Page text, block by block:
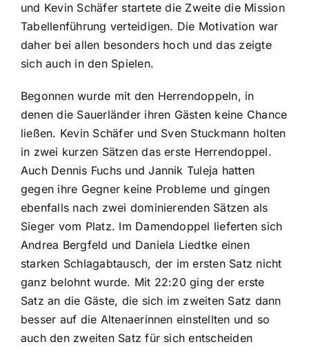
und Kevin Schäfer startete die Zweite die Mission
Tabellenführung verteidigen. Die Motivation war
daher bei allen besonders hoch und das zeigte
sich auch in den Spielen.
Begonnen wurde mit den Herrendoppeln, in
denen die Sauerländer ihren Gästen keine Chance
ließen. Kevin Schäfer und Sven Stuckmann holten
in zwei kurzen Sätzen das erste Herrendoppel.
Auch Dennis Fuchs und Jannik Tuleja hatten
gegen ihre Gegner keine Probleme und gingen
ebenfalls nach zwei dominierenden Sätzen als
Sieger vom Platz. Im Damendoppel lieferten sich
Andrea Bergfeld und Daniela Liedtke einen
starken Schlagabtausch, der im ersten Satz nicht
ganz belohnt wurde. Mit 22:20 ging der erste
Satz an die Gäste, die sich im zweiten Satz dann
besser auf die Altenaerinnen einstellten und so
auch den zweiten Satz für sich entscheiden